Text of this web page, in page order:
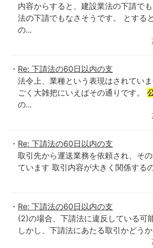
内容からすると、建設業法の下請で
法の下請でもなさそうです。 とする
の...
Re: 下請法の60日以内の支
法令上、業種という表現はされてい
ごく大雑把にいえばその通りです。
の...
Re: 下請法の60日以内の支
取引先から運送業務を依頼され、そ
ています 取引内容が大きく関係する
Re: 下請法の60日以内の支
(2)の場合、下請法に違反している可
しかし、下請法にあたる取引かどう